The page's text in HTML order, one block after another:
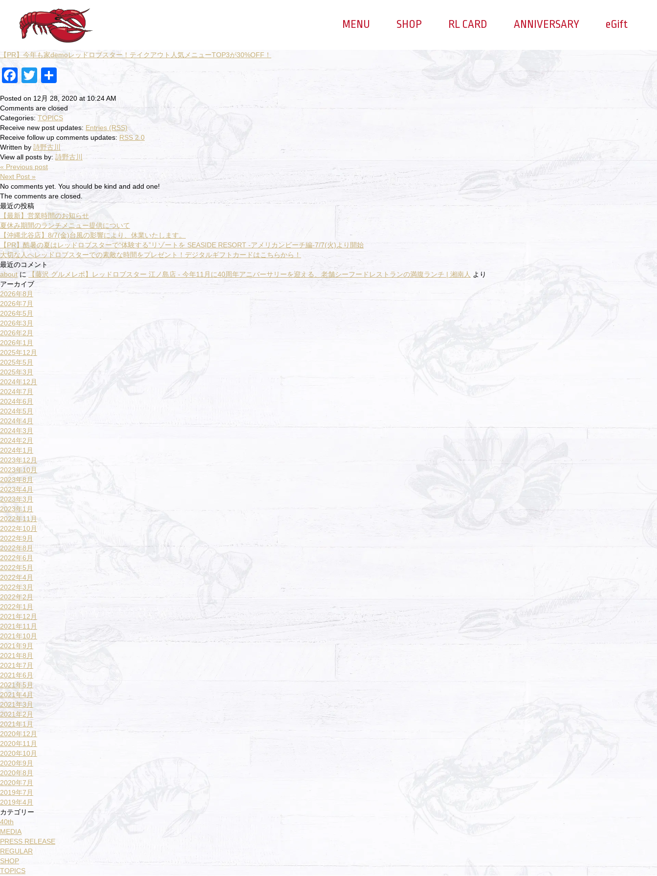
MENU SHOP RL CARD ANNIVERSARY eGift
【PR】今年も家demoレッドロブスター！テイクアウト人気メニューTOP3が30%OFF！
Facebook
Twitter
有
Posted on 12月 28, 2020 at 10:24 AM
Comments are closed
Categories: TOPICS
Receive new post updates: Entries (RSS)
Receive follow up comments updates: RSS 2.0
Written by 詩野古川
View all posts by:詩野古川
« Previous post
Next Post »
No comments yet. You should be kind and add one!
The comments are closed.
最近の投稿
【最新】営業時間のお知らせ
夏休み期間のランチメニュー提供について
【沖縄北谷店】8/7(金)台風の影響により、休業いたします。
【PR】酷暑の夏はレッドロブスターで“体験する”リゾートを SEASIDE RESORT -アメリカンビーチ編-7/7(火)より開始
大切な人へレッドロブスターでの素敵な時間をプレゼント！デジタルギフトカードはこちらから！
最近のコメント
about に 【藤沢 グルメレポ】レッドロブスター 江ノ島店 - 今年11月に40周年アニバーサリーを迎える、老舗シーフードレストランの満腹ランチ | 湘南人 より
アーカイブ
2026年8月
2026年7月
2026年5月
2026年3月
2026年2月
2026年1月
2025年12月
2025年5月
2025年3月
2024年12月
2024年7月
2024年6月
2024年5月
2024年4月
2024年3月
2024年2月
2024年1月
2023年12月
2023年10月
2023年8月
2023年4月
2023年3月
2023年1月
2022年11月
2022年10月
2022年9月
2022年8月
2022年6月
2022年5月
2022年4月
2022年3月
2022年2月
2022年1月
2021年12月
2021年11月
2021年10月
2021年9月
2021年8月
2021年7月
2021年6月
2021年5月
2021年4月
2021年3月
2021年2月
2021年1月
2020年12月
2020年11月
2020年10月
2020年9月
2020年8月
2020年7月
2019年7月
2019年4月
カテゴリー
40th
MEDIA
PRESS RELEASE
REGULAR
SHOP
TOPICS